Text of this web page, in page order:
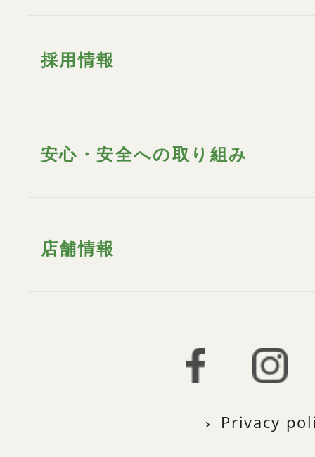
採用情報
安心・安全への取り組み
店舗情報
Privacy